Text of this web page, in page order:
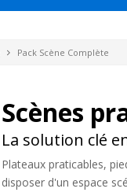
Pack Scène Complète
Scènes
La solution clé
Plateaux praticables,
disposer d'un espace